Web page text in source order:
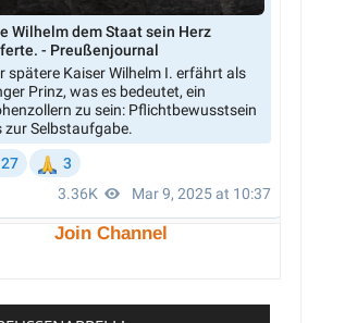
Join Channel